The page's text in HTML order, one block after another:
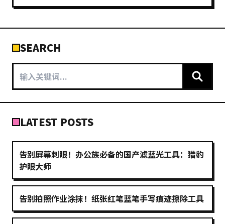
SEARCH
LATEST POSTS
告别屏幕刺眼！办公族必备的国产滤蓝光工具：猎豹
护眼大师
告别拍照作业涂抹！纸张红笔蓝笔手写痕迹擦除工具